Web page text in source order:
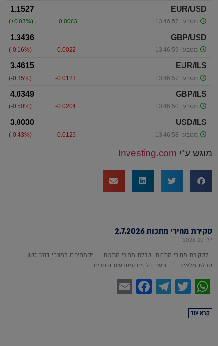
מוגש ע"י Investing.com
סקירת מחירי מתכות 2.7.2026
יולי 20, 2026
לסקירת מחירי מתכות טבלת מחירי מתכות *המחירים במונחי דולר לטון
טבלת מלאים שערי דלקים ומטבעות נבחרים
WhatsApp
Twitter
Telegram
Facebook
קרא עוד